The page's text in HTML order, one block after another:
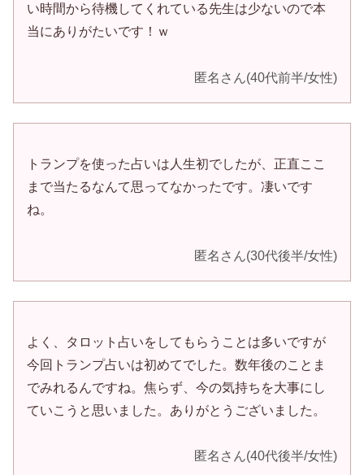
い時間から待機してくれている先生は少ないので本
当にありがたいです！ｗ
匿名さん(40代前半/女性)
トランプを使った占いは人生初でしたが、正直ここ
まで当たるなんて思ってなかったです。凄いです
ね。
匿名さん(30代後半/女性)
よく、タロット占いをしてもらうことは多いですが
今回トランプ占いは初めてでした。数年後のことま
でみれるんですね。焦らず、今の気持ちを大事にし
ていこうと思いました。ありがとうございました。
匿名さん(40代後半/女性)